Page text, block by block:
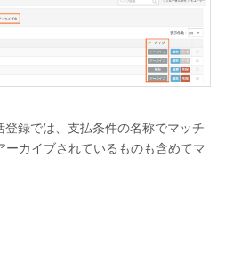
録では、支払条件の名称でマッチ
ーカイブされているものも含めてマ